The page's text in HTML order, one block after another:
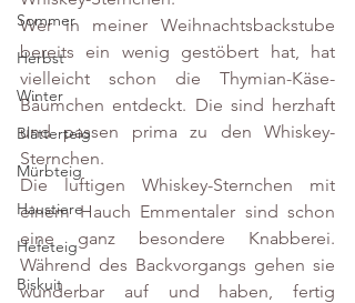
Sommer
Herbst
Winter
Blätterteig
Mürbteig
Haustiere
Hefeteig
Biskuit
Wer in meiner Weihnachtsbackstube
bereits ein wenig gestöbert hat, hat
vielleicht schon die Thymian-Käse-
Bäumchen entdeckt. Die sind herzhaft
und passen prima zu den Whiskey-
Sternchen.
Die luftigen Whiskey-Sternchen mit
einem Hauch Emmentaler sind schon
eine ganz besondere Knabberei.
Während des Backvorgangs gehen sie
wunderbar auf und haben, fertig